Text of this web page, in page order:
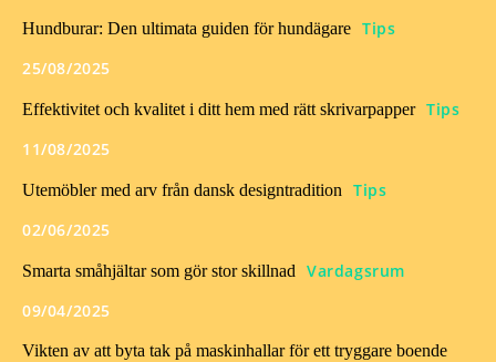
Hundburar: Den ultimata guiden för hundägare Tips
25/08/2025
Effektivitet och kvalitet i ditt hem med rätt skrivarpapper Tips
11/08/2025
Utemöbler med arv från dansk designtradition
Tips
02/06/2025
Smarta småhjältar som gör stor skillnad
Vardagsrum
09/04/2025
Vikten av att byta tak på maskinhallar för ett tryggare boende